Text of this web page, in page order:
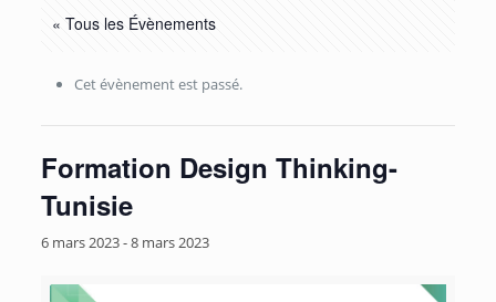
« Tous les Évènements
Cet évènement est passé.
Formation Design Thinking-
Tunisie
6 mars 2023-8 mars 2023